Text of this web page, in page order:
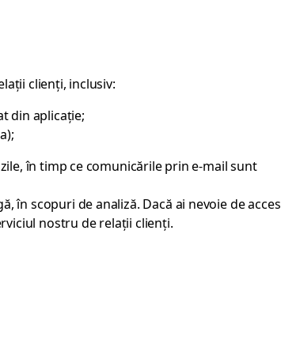
clienți, inclusiv:
din aplicație;
în timp ce comunicările prin e-mail sunt
scopuri de analiză. Dacă ai nevoie de acces
nostru de relații clienți.